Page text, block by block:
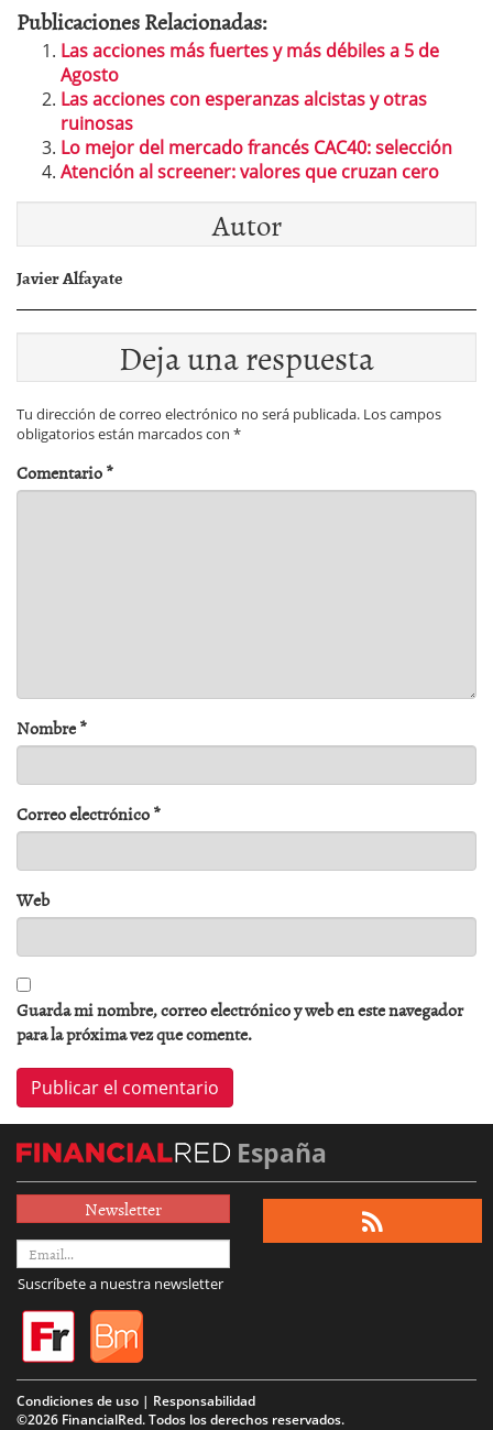
Publicaciones Relacionadas:
Las acciones más fuertes y más débiles a 5 de
Agosto
Las acciones con esperanzas alcistas y otras
ruinosas
Lo mejor del mercado francés CAC40: selección
Atención al screener: valores que cruzan cero
Autor
Javier Alfayate
Deja una respuesta
Tu dirección de correo electrónico no será publicada. Los campos
obligatorios están marcados con *
Comentario*
Nombre*
Correo electrónico*
Web
Guarda mi nombre, correo electrónico y web en este navegador
para la próxima vez que comente.
España
Newsletter
Suscríbete a nuestra newsletter
Condiciones de uso | Responsabilidad
©2026 FinancialRed. Todos los derechos reservados.